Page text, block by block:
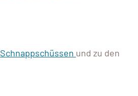
Schnappschüssen und zu den